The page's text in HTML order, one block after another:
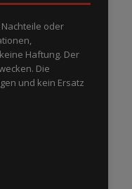
oder
Haftung. Der
Die
und kein Ersatz